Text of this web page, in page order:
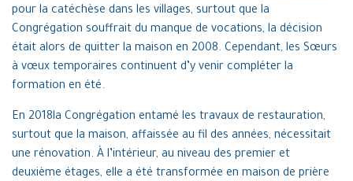
pour la catéchèse dans les villages, surtout que la
Congrégation souffrait du manque de vocations, la décision
était alors de quitter la maison en 2008. Cependant, les Sœurs
à vœux temporaires continuent d’y venir compléter la
formation en été.
En 2018la Congrégation entamé les travaux de restauration,
surtout que la maison, affaissée au fil des années, nécessitait
une rénovation. À l’intérieur, au niveau des premier et
deuxième étages, elle a été transformée en maison de prière